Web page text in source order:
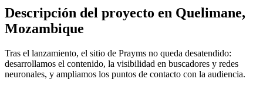
Descripción del proyecto en Quelimane,
Mozambique
Tras el lanzamiento, el sitio de Prayms no queda desatendido:
desarrollamos el contenido, la visibilidad en buscadores y redes
neuronales, y ampliamos los puntos de contacto con la audiencia.